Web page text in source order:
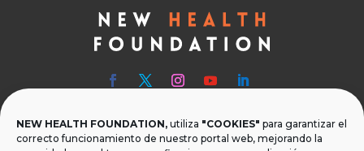
NEW HEALTH FOUNDATION, utiliza "COOKIES" para garantizar el
correcto funcionamiento de nuestro portal web, mejorando la
 Teléfono